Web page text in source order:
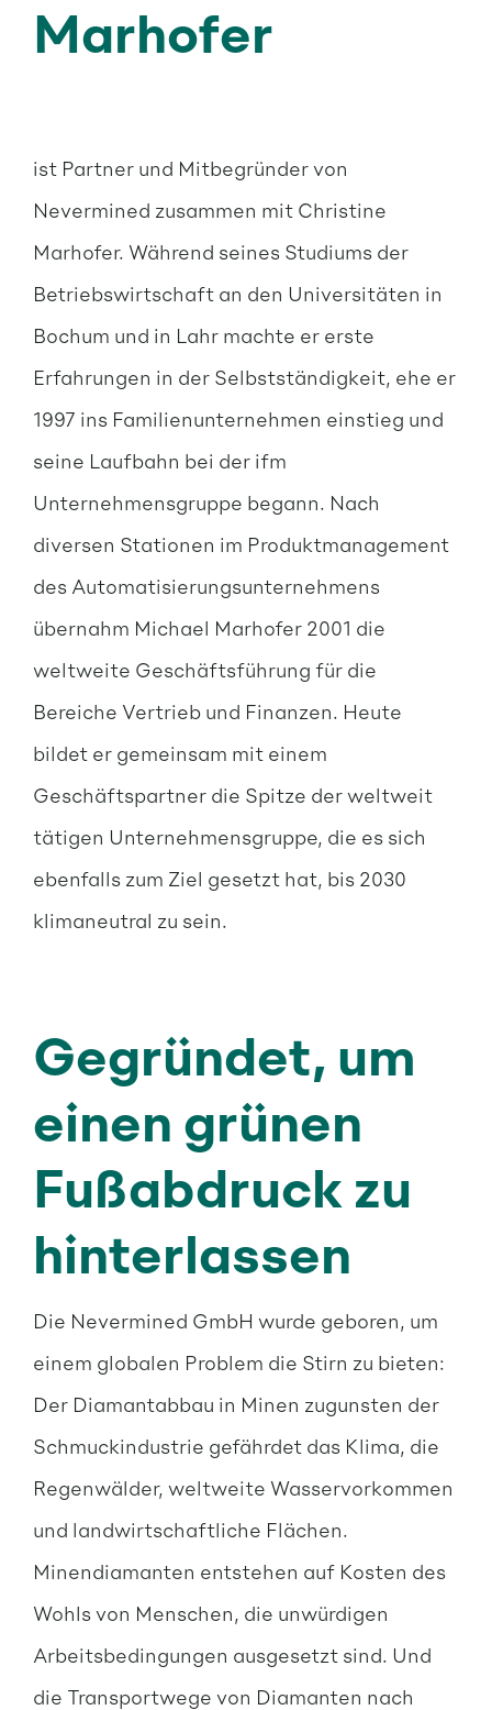
Marhofer
ist Partner und Mitbegründer von
Nevermined zusammen mit Christine
Marhofer. Während seines Studiums der
Betriebswirtschaft an den Universitäten in
Bochum und in Lahr machte er erste
Erfahrungen in der Selbstständigkeit, ehe er
1997 ins Familienunternehmen einstieg und
seine Laufbahn bei der ifm
Unternehmensgruppe begann. Nach
diversen Stationen im Produktmanagement
des Automatisierungsunternehmens
übernahm Michael Marhofer 2001 die
weltweite Geschäftsführung für die
Bereiche Vertrieb und Finanzen. Heute
bildet er gemeinsam mit einem
Geschäftspartner die Spitze der weltweit
tätigen Unternehmensgruppe, die es sich
ebenfalls zum Ziel gesetzt hat, bis 2030
klimaneutral zu sein.
Gegründet, um
einen grünen
Fußabdruck zu
hinterlassen
Die Nevermined GmbH wurde geboren, um
einem globalen Problem die Stirn zu bieten:
Der Diamantabbau in Minen zugunsten der
Schmuckindustrie gefährdet das Klima, die
Regenwälder, weltweite Wasservorkommen
und landwirtschaftliche Flächen.
Minendiamanten entstehen auf Kosten des
Wohls von Menschen, die unwürdigen
Arbeitsbedingungen ausgesetzt sind. Und
die Transportwege von Diamanten nach